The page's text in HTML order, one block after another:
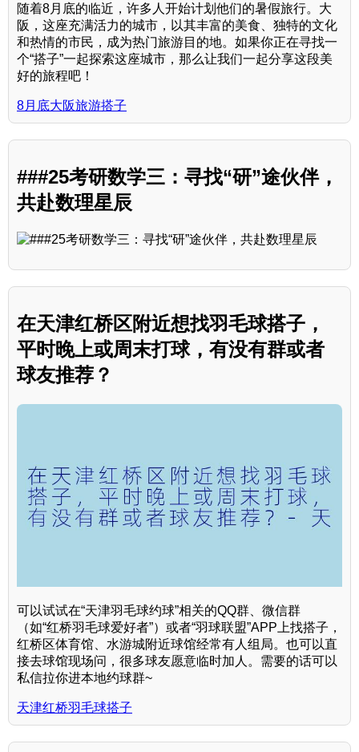
随着8月底的临近，许多人开始计划他们的暑假旅行。大
阪，这座充满活力的城市，以其丰富的美食、独特的文化
和热情的市民，成为热门旅游目的地。如果你正在寻找一
个“搭子”一起探索这座城市，那么让我们一起分享这段美
好的旅程吧！
8月底大阪旅游搭子
###25考研数学三：寻找“研”途伙伴，
共赴数理星辰
在天津红桥区附近想找羽毛球搭子，
平时晚上或周末打球，有没有群或者
球友推荐？
可以试试在“天津羽毛球约球”相关的QQ群、微信群
（如“红桥羽毛球爱好者”）或者“羽球联盟”APP上找搭子，
红桥区体育馆、水游城附近球馆经常有人组局。也可以直
接去球馆现场问，很多球友愿意临时加人。需要的话可以
私信拉你进本地约球群~
天津红桥羽毛球搭子